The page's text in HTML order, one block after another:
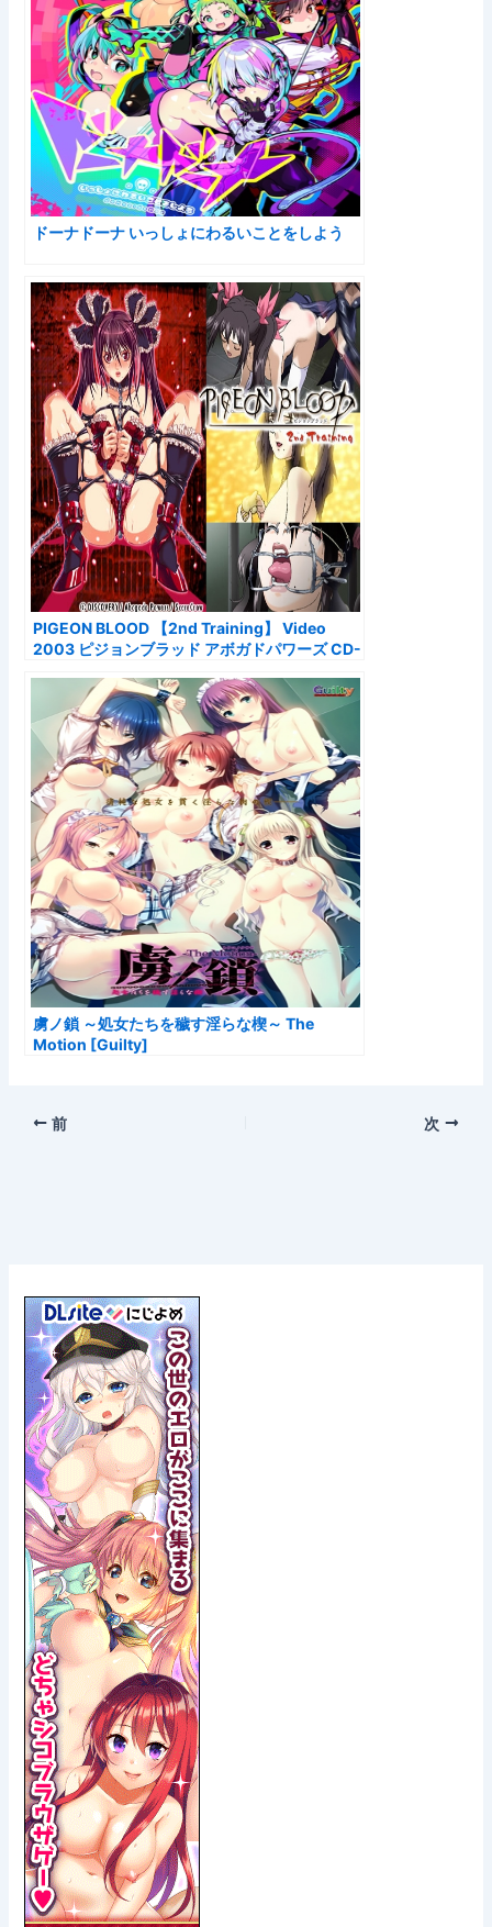
ドーナドーナ いっしょにわるいことをしよう
PIGEON BLOOD 【2nd Training】 Video
2003 ピジョンブラッド アボガドパワーズ CD-
虜ノ鎖 ～処女たちを穢す淫らな楔～ The
Motion [Guilty]
前 次